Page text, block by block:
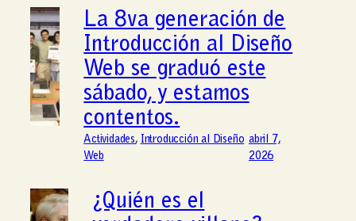
La 8va generación de
Introducción al Diseño
Web se graduó este
sábado, y estamos
contentos.
Actividades, Introducción al Diseño
Web
abril 7,
2026
¿Quién es el